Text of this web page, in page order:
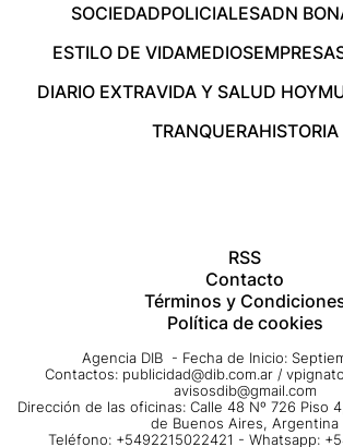
SOCIEDADPOLICIALESADN
ESTILO DE VIDAMEDIOS
DIARIO EXTRAVIDA Y SALUD HOY
TRANQUERAHISTORIA
RSS
Contacto
Términos y
Política de cookies
Agencia DIB - Fecha de Inicio:
Contactos: publicidad@dib.com.ar /
avisosdib@gmail.com
Dirección de las oficinas: Calle 48 Nº 726 Piso
de Buenos Aires, Argentina
Teléfono: +5492215022421 - Whatsapp: